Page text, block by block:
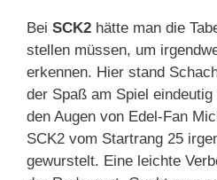
Bei SCK2 hätte man die
stellen müssen, um
erkennen. Hier stand
der Spaß am Spiel
den Augen von Edel-Fan
SCK2 vom Startrang 25
gewurstelt. Eine leichte